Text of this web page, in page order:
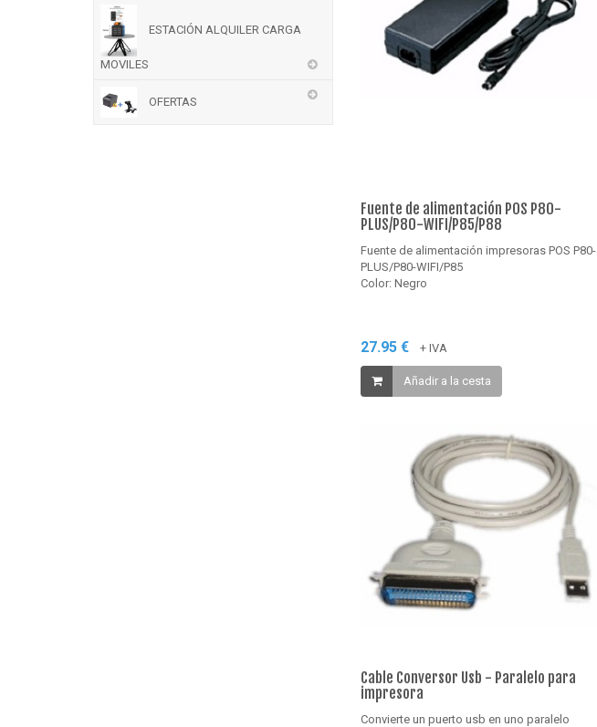
Fuente de alimentación POS P80-
PLUS/P80-WIFI/P85/P88
Fuente de alimentación impresoras POS P80-
PLUS/P80-WIFI/P85
Color: Negro
27.95 € + IVA
Añadir a la cesta
Cable Conversor Usb - Paralelo para
impresora
Convierte un puerto usb en uno paralelo
ESTACIÓN ALQUILER CARGA
MOVILES
OFERTAS